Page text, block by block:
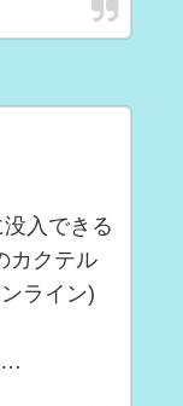
入できる
カクテル
ライン)